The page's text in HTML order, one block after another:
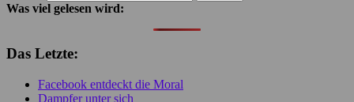
Was viel gelesen wird:
Das Letzte:
Facebook entdeckt die Moral
Dampfer unter sich